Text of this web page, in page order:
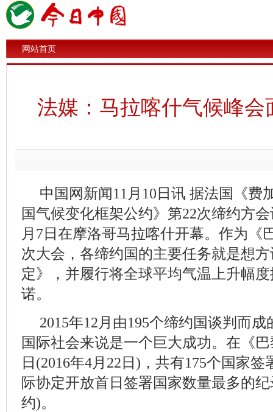
网站首页
法媒：马拉喀什气候峰会
中国网新闻11月10日讯 据法国《费
国气候变化框架公约》第22次缔约方
月7日在摩洛哥马拉喀什开幕。作为《
次大会，各缔约国的主要任务就是想
定》，并履行将全球平均气温上升幅
诺。
2015年12月由195个缔约国谈判而
国际社会来说是一个巨大成功。在《
日(2016年4月22日)，共有175个国家
际协定开放首日签署国家数量最多的
约)。